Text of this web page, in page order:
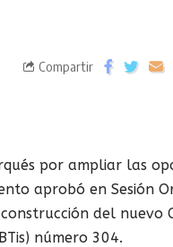
Compartir
por ampliar las
aprobó en Sesión
del nuevo
número 304.